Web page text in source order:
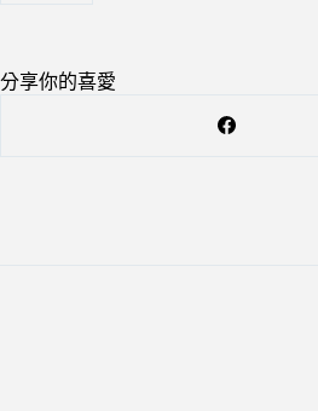
分享你的喜愛